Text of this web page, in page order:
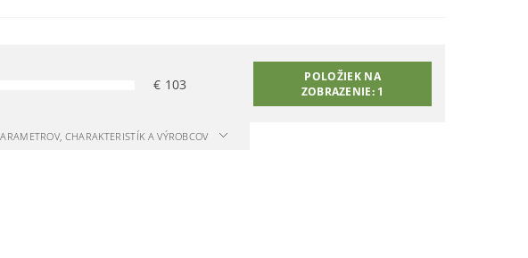
€ 103
POLOŽIEK NA
ZOBRAZENIE: 1
CHARAKTERISTÍK A VÝROBCOV